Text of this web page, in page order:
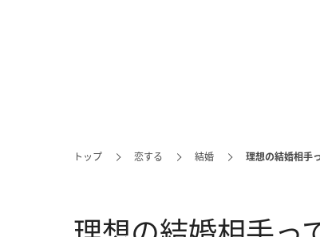
トップ 恋する 結婚 理想の結婚相手